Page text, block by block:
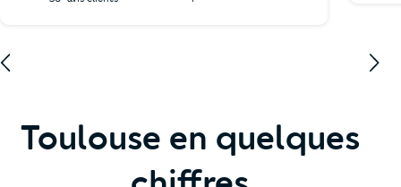
Toulouse en quelques